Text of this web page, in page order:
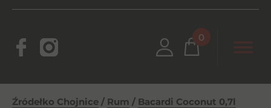
0
Źródełko Chojnice / Rum / Bacardi Coconut 0,7l